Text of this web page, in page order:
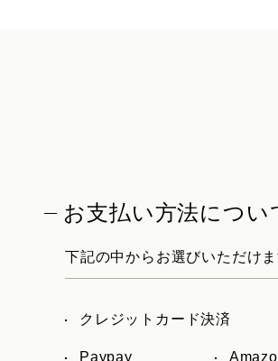
お支払い方法につい
下記の中からお選びいただけま
クレジットカード決済
Paypay